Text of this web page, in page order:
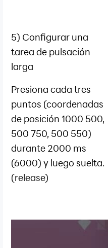
5) Configurar una
tarea de pulsación
larga
Presiona cada tres
puntos (coordenadas
de posición 1000 500,
500 750, 500 550)
durante 2000 ms
(6000) y luego suelta.
(release)